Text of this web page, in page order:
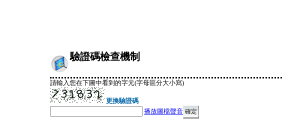
驗證碼檢查機制
請輸入您在下圖中看到的字元(字母區分大小寫)
更換驗證碼
播放圖檔聲音